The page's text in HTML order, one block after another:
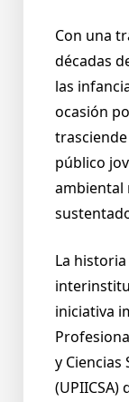
Con una
décadas
las
ocasión
público
ambiental
La
iniciativa
y Ciencias